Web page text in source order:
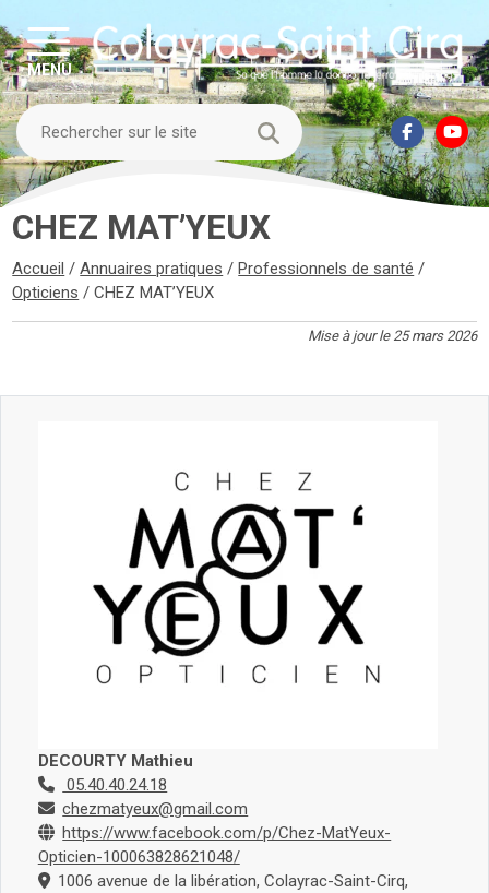
MENU
CHEZ MAT’YEUX
Accueil /Annuaires pratiques /Professionnels de santé /
Opticiens /CHEZ MAT’YEUX
Mise à jour le 25 mars 2026
DECOURTY Mathieu
05.40.40.24.18
chezmatyeux@gmail.com
https://www.facebook.com/p/Chez-MatYeux-
Opticien-100063828621048/
1006 avenue de la libération, Colayrac-Saint-Cirq,